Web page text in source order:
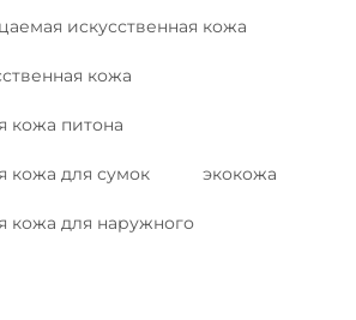
искусственная кожа
кожа
кожа питона
кожа для сумок экокожа
кожа для наружного